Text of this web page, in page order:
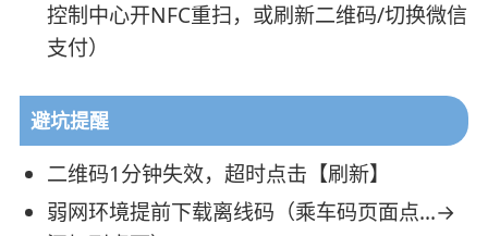
控制中心开NFC重扫，或刷新二维码/切换微信
支付）
避坑提醒
二维码1分钟失效，超时点击【刷新】
弱网环境提前下载离线码（乘车码页面点…→